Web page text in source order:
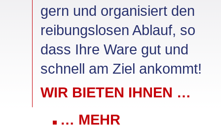
gern und organisiert den
reibungslosen Ablauf, so
dass Ihre Ware gut und
schnell am Ziel ankommt!
WIR BIETEN IHNEN …
… MEHR